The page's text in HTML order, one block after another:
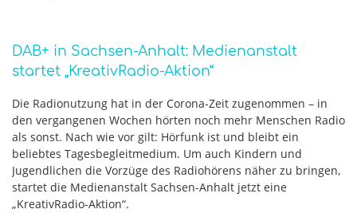
DAB+ in Sachsen-Anhalt: Medienanstalt
startet „KreativRadio-Aktion“
Die Radionutzung hat in der Corona-Zeit zugenommen – in
den vergangenen Wochen hörten noch mehr Menschen Radio
als sonst. Nach wie vor gilt: Hörfunk ist und bleibt ein
beliebtes Tagesbegleitmedium. Um auch Kindern und
Jugendlichen die Vorzüge des Radiohörens näher zu bringen,
startet die Medienanstalt Sachsen-Anhalt jetzt eine
„KreativRadio-Aktion“.